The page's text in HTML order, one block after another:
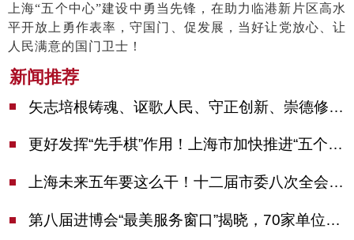
上海“五个中心”建设中勇当先锋，在助力临港新片区高水
平开放上勇作表率，守国门、促发展，当好让党放心、让
人民满意的国门卫士！
新闻推荐
矢志培根铸魂、讴歌人民、守正创新、崇德修身！这场座谈会上，陈吉宁对全市文化战线提出期望
更好发挥“先手棋”作用！上海市加快推进“五个中心”建设领导小组会议举行
上海未来五年要这么干！十二届市委八次全会审议通过上海“十五五”规划建议
第八届进博会“最美服务窗口”揭晓，70家单位诠释“上海服务”温度